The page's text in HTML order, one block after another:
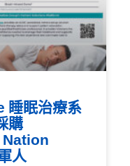
睡眠治療系
購
Nation
人